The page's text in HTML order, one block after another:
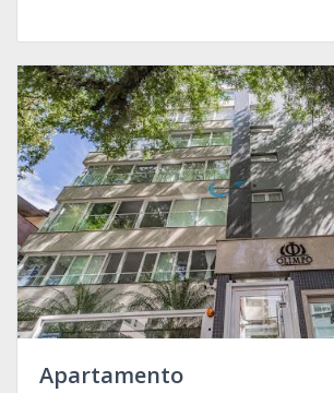
Apartamento